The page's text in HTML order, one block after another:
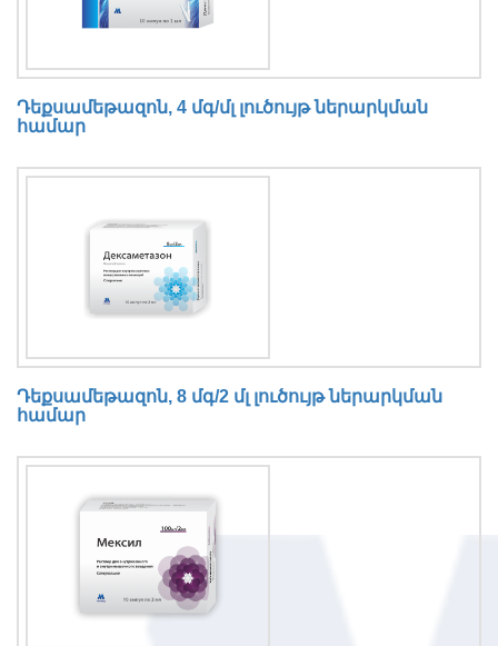
Դեքսամեթազոն, 4 մգ/մլ լուծույթ ներարկման
համար
Դեքսամեթազոն, 8 մգ/2 մլ լուծույթ ներարկման
համար